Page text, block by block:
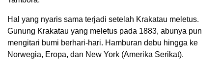
Hal yang nyaris sama terjadi setelah Krakatau meletus.
Gunung Krakatau yang meletus pada 1883, abunya pun
mengitari bumi berhari-hari. Hamburan debu hingga ke
Norwegia, Eropa, dan New York (Amerika Serikat).